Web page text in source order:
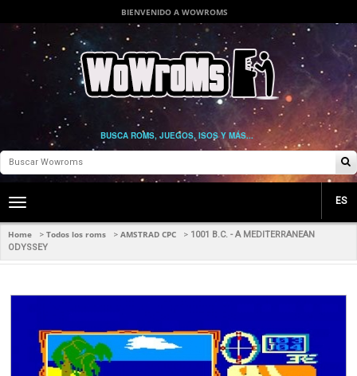
BIENVENIDO A WOWROMS
BUSCA ROMS, JUEGOS, ISOS Y MÁS...
Toggle
navigation
ES
Home > Todos los roms > AMSTRAD CPC > 1001 B.C. - A MEDITERRANEAN
ODYSSEY